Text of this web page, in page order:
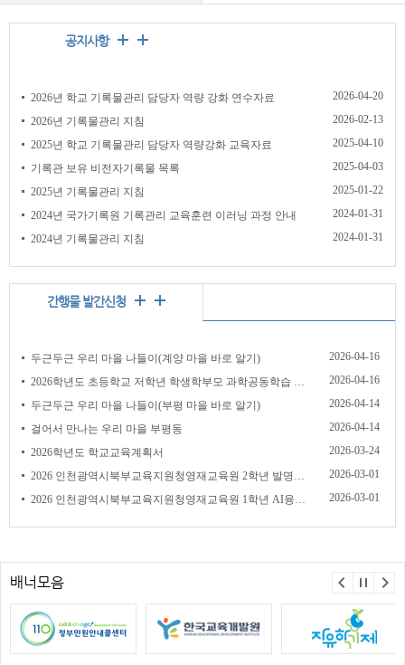
공지사항
2026년 학교 기록물관리 담당자 역량 강화 연수자료
2026-04-20
2026년 기록물관리 지침
2026-02-13
2025년 학교 기록물관리 담당자 역량강화 교육자료
2025-04-10
기록관 보유 비전자기록물 목록
2025-04-03
2025년 기록물관리 지침
2025-01-22
2024년 국가기록원 기록관리 교육훈련 이러닝 과정 안내
2024-01-31
2024년 기록물관리 지침
2024-01-31
간행물 발간신청
두근두근 우리 마을 나들이(계양 마을 바로 알기)
2026-04-16
2026학년도 초등학교 저학년 학생학부모 과학공동학습 실험실습서
2026-04-16
두근두근 우리 마을 나들이(부평 마을 바로 알기)
2026-04-14
걸어서 만나는 우리 마을 부평동
2026-04-14
2026학년도 학교교육계획서
2026-03-24
2026 인천광역시북부교육지원청영재교육원 2학년 발명반 교재
2026-03-01
2026 인천광역시북부교육지원청영재교육원 1학년 AI융합반 교재
2026-03-01
배너모음